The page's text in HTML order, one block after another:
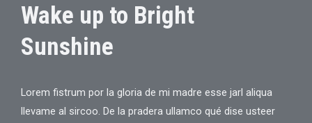
Wake up to Bright
Sunshine
Lorem fistrum por la gloria de mi madre esse jarl aliqua
llevame al sircoo. De la pradera ullamco qué dise usteer